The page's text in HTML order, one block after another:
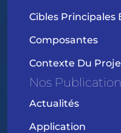
Cibles Principales
Composantes
Contexte Du
Nos
Actualités
Application